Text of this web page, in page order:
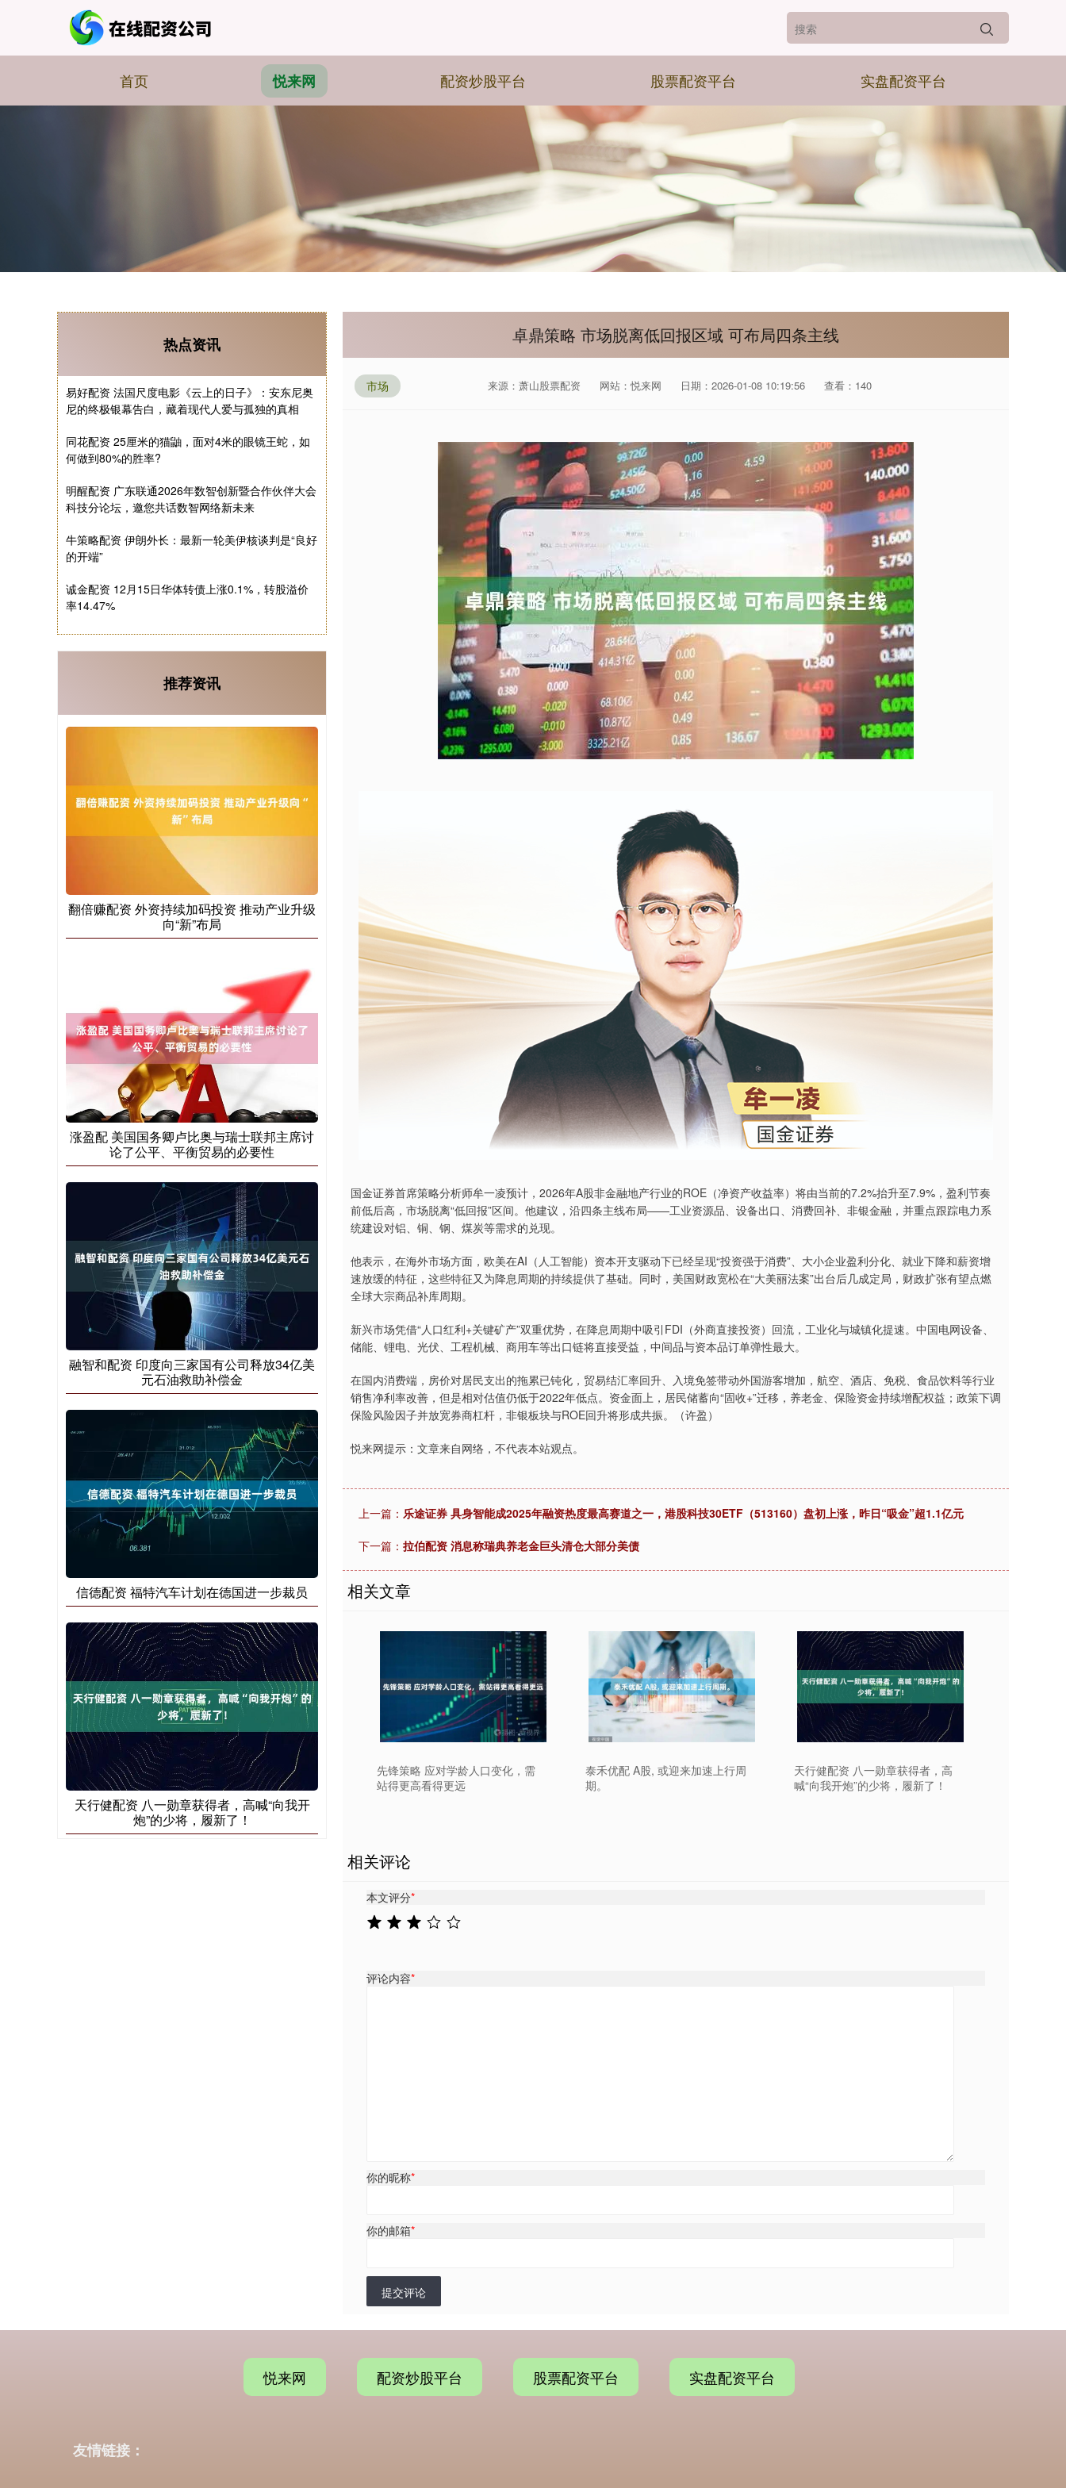
首页 悦来网 配资炒股平台 股票配资平台 实盘配资平台
卓鼎策略 市场脱离低回报区域 可布局四条主线
市场 来源：萧山股票配资 网站：悦来网 日期：2026-01-08 10:19:56 查看：140
国金证券首席策略分析师牟一凌预计，2026年A股非金融地产行业的ROE（净资产收益率）将由当前的7.2%抬升至7.9%，盈利节奏
前低后高，市场脱离“低回报”区间。他建议，沿四条主线布局——工业资源品、设备出口、消费回补、非银金融，并重点跟踪电力系
统建设对铝、铜、钢、煤炭等需求的兑现。
他表示，在海外市场方面，欧美在AI（人工智能）资本开支驱动下已经呈现“投资强于消费”、大小企业盈利分化、就业下降和薪资增
速放缓的特征，这些特征又为降息周期的持续提供了基础。同时，美国财政宽松在“大美丽法案”出台后几成定局，财政扩张有望点燃
全球大宗商品补库周期。
新兴市场凭借“人口红利+关键矿产”双重优势，在降息周期中吸引FDI（外商直接投资）回流，工业化与城镇化提速。中国电网设备、
储能、锂电、光伏、工程机械、商用车等出口链将直接受益，中间品与资本品订单弹性最大。
在国内消费端，房价对居民支出的拖累已钝化，贸易结汇率回升、入境免签带动外国游客增加，航空、酒店、免税、食品饮料等行业
销售净利率改善，但是相对估值仍低于2022年低点。资金面上，居民储蓄向“固收+”迁移，养老金、保险资金持续增配权益；政策下调
保险风险因子并放宽券商杠杆，非银板块与ROE回升将形成共振。（许盈）
悦来网提示：文章来自网络，不代表本站观点。
上一篇： 乐途证券 具身智能成2025年融资热度最高赛道之一，港股科技30ETF（513160）盘初上涨，昨日“吸金”超1.1亿元
下一篇： 拉伯配资 消息称瑞典养老金巨头清仓大部分美债
相关文章
先锋策略 应对学龄人口变化，需
站得更高看得更远
泰禾优配 A股, 或迎来加速上行周
期。
天行健配资 八一勋章获得者，高
喊“向我开炮”的少将，履新了！
相关评论
本文评分*
评论内容*
你的昵称*
你的邮箱*
提交评论
热点资讯
易好配资 法国尺度电影《云上的日子》：安东尼奥
尼的终极银幕告白，藏着现代人爱与孤独的真相
同花配资 25厘米的猫鼬，面对4米的眼镜王蛇，如
何做到80%的胜率?
明醒配资 广东联通2026年数智创新暨合作伙伴大会
科技分论坛，邀您共话数智网络新未来
牛策略配资 伊朗外长：最新一轮美伊核谈判是“良好
的开端”
诚金配资 12月15日华体转债上涨0.1%，转股溢价
率14.47%
推荐资讯
翻倍赚配资 外资持续加码投资 推动产业升级
向“新”布局
涨盈配 美国国务卿卢比奥与瑞士联邦主席讨
论了公平、平衡贸易的必要性
融智和配资 印度向三家国有公司释放34亿美
元石油救助补偿金
信德配资 福特汽车计划在德国进一步裁员
天行健配资 八一勋章获得者，高喊“向我开
炮”的少将，履新了！
悦来网 配资炒股平台 股票配资平台 实盘配资平台
友情链接：